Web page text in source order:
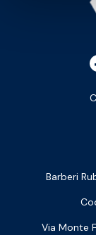
Barberi
Via Monte